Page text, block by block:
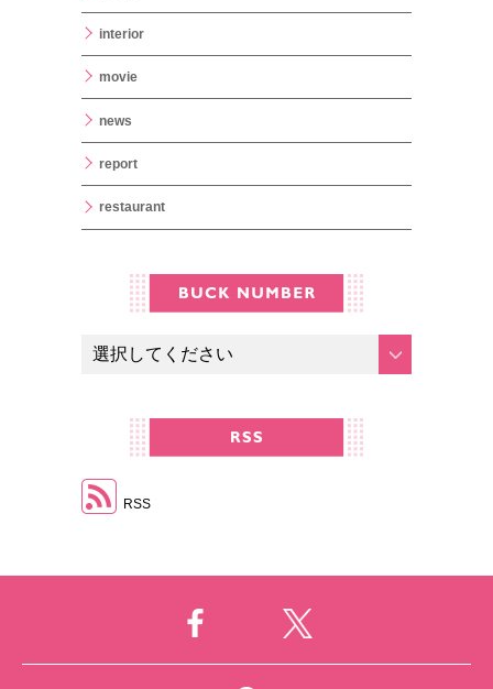
interior
movie
news
report
restaurant
RSS